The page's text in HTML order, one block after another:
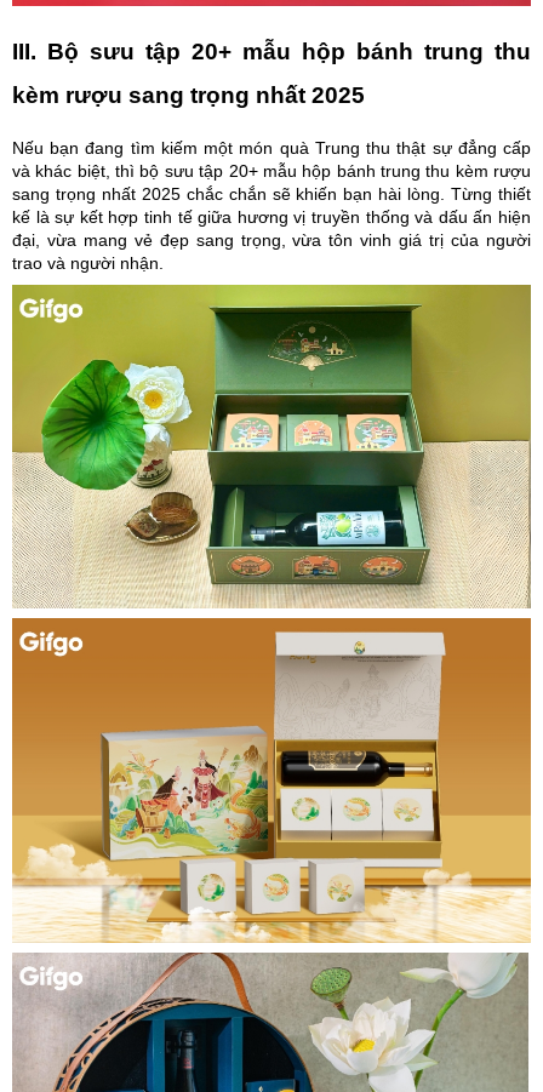
III. Bộ sưu tập 20+ mẫu hộp bánh trung thu
kèm rượu sang trọng nhất 2025
Nếu bạn đang tìm kiếm một món quà Trung thu thật sự đẳng cấp
và khác biệt, thì bộ sưu tập 20+ mẫu hộp bánh trung thu kèm rượu
sang trọng nhất 2025 chắc chắn sẽ khiến bạn hài lòng. Từng thiết
kế là sự kết hợp tinh tế giữa hương vị truyền thống và dấu ấn hiện
đại, vừa mang vẻ đẹp sang trọng, vừa tôn vinh giá trị của người
trao và người nhận.